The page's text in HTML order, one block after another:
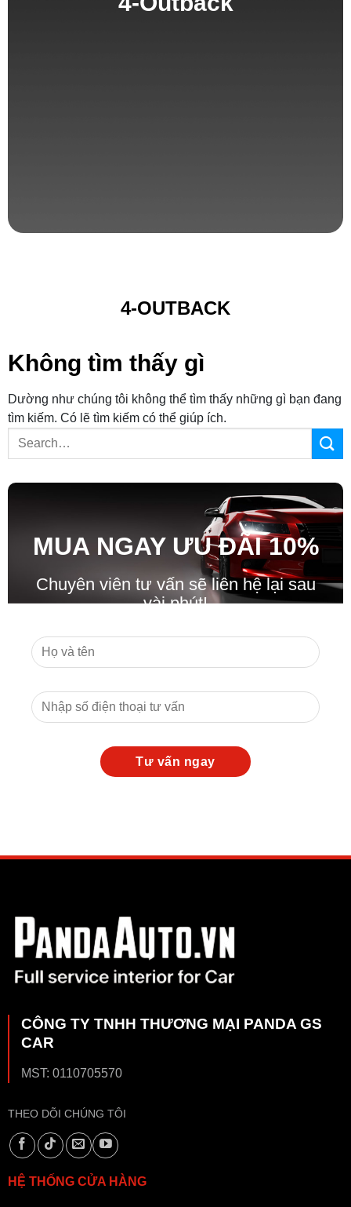
4-OUTBACK
Không tìm thấy gì
Dường như chúng tôi không thể tìm thấy những gì bạn đang
tìm kiếm. Có lẽ tìm kiếm có thể giúp ích.
MUA NGAY ƯU ĐÃI10%
Chuyên viên tư vấn sẽ liên hệ lại sau
vài phút!
CÔNG TY TNHH THƯƠNG MẠI PANDA GS
CAR
MST: 0110705570
THEO DÕI CHÚNG TÔI
HỆ THỐNG CỬA HÀNG